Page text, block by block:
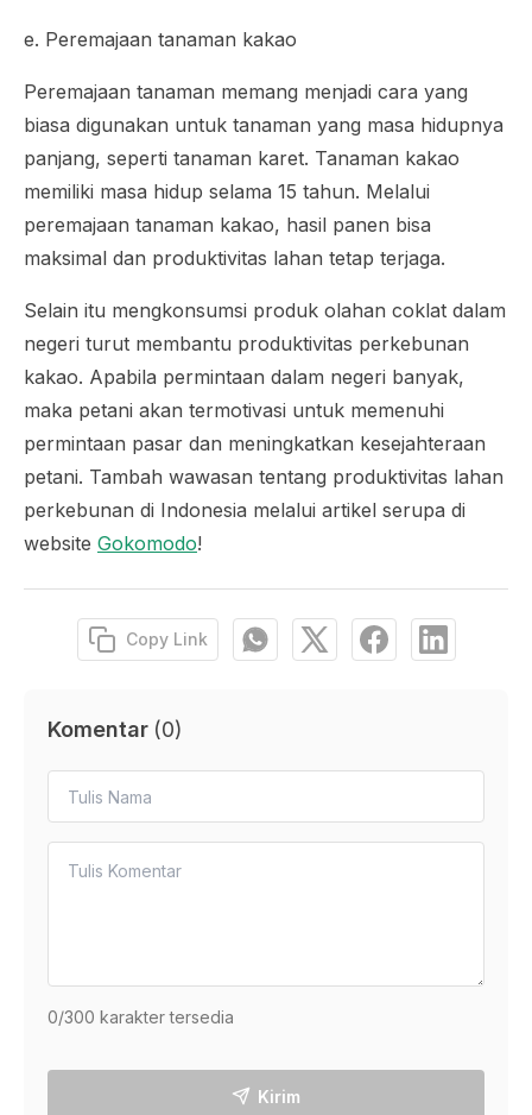
e. Peremajaan tanaman kakao
Peremajaan tanaman memang menjadi cara yang
biasa digunakan untuk tanaman yang masa hidupnya
panjang, seperti tanaman karet. Tanaman kakao
memiliki masa hidup selama 15 tahun. Melalui
peremajaan tanaman kakao, hasil panen bisa
maksimal dan produktivitas lahan tetap terjaga.
Selain itu mengkonsumsi produk olahan coklat dalam
negeri turut membantu produktivitas perkebunan
kakao. Apabila permintaan dalam negeri banyak,
maka petani akan termotivasi untuk memenuhi
permintaan pasar dan meningkatkan kesejahteraan
petani. Tambah wawasan tentang produktivitas lahan
perkebunan di Indonesia melalui artikel serupa di
website Gokomodo!
Copy Link
Komentar (0)
0/300 karakter tersedia
Kirim